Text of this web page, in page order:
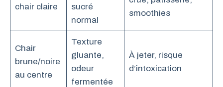
chair claire
sucré
normal
smoothies
Chair
brune/noire
au centre
Texture
gluante,
odeur
fermentée
À jeter, risque
d’intoxication